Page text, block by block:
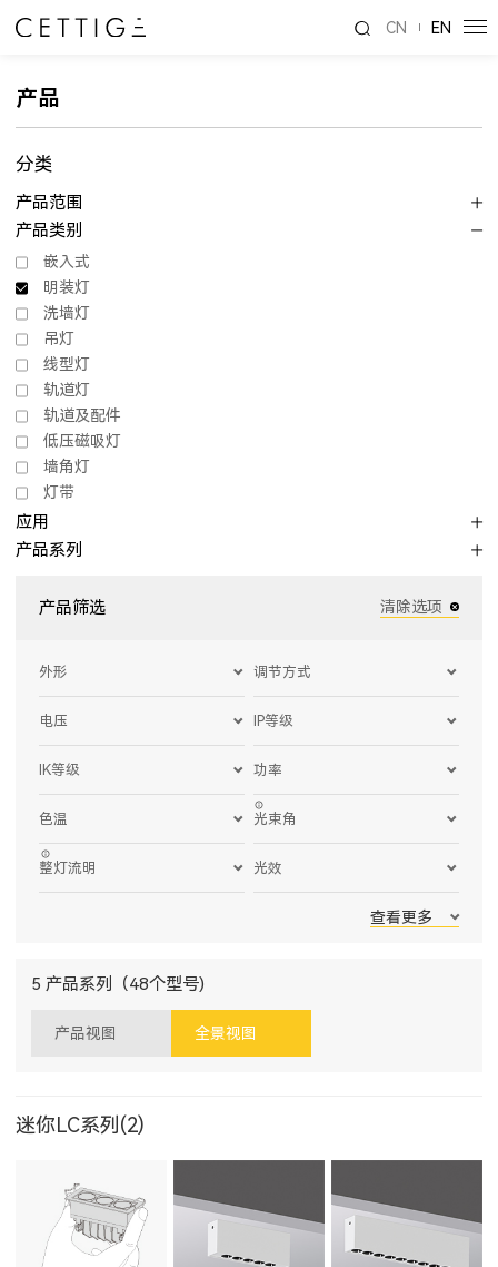
CN EN
产品
分类
产品范围
产品类别
嵌入式
明装灯
洗墙灯
吊灯
线型灯
轨道灯
轨道及配件
低压磁吸灯
墙角灯
灯带
应用
产品系列
产品筛选 清除选项
外形 调节方式
电压 IP等级
IK等级 功率
色温 光束角
整灯流明 光效
查看更多
5 产品系列（48个型号)
产品视图 全景视图
迷你LC系列(2)